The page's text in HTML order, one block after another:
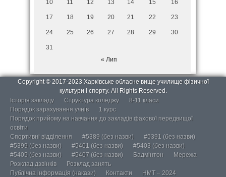
10 11 12 13 14 15 16
17 18 19 20 21 22 23
24 25 26 27 28 29 30
31
« Лип
Copyright © 2017-2023 Харківське обласне вище училище фізичної
культури і спорту. All Rights Reserved.
Історія закладу
Структура коледжу
8-11 класи
Порядок зарахування учнів
1 курс
Порядок прийому на навчання до закладів фахової передвищої
освіти
Спортивні відділення
#5389 (без назви)
#5391 (без назви)
#5399 (без назви)
#5401 (без назви)
#5403 (без назви)
#5405 (без назви)
#5407 (без назви) Бадмінтон
Мережа
Розклад дзвінків
Розклад занять
Публічна інформація (накази)
Контакти
НМТ – 2024